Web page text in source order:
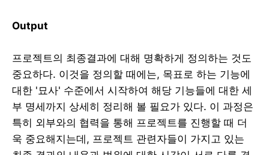
Output
프로젝트의 최종결과에 대해 명확하게 정의하는 것도
중요하다. 이것을 정의할 때에는, 목표로 하는 기능에
대한 '묘사' 수준에서 시작하여 해당 기능들에 대한 세
부 명세까지 상세히 정리해 볼 필요가 있다. 이 과정은
특히 외부와의 협력을 통해 프로젝트를 진행할 때 더
욱 중요해지는데, 프로젝트 관련자들이 가지고 있는